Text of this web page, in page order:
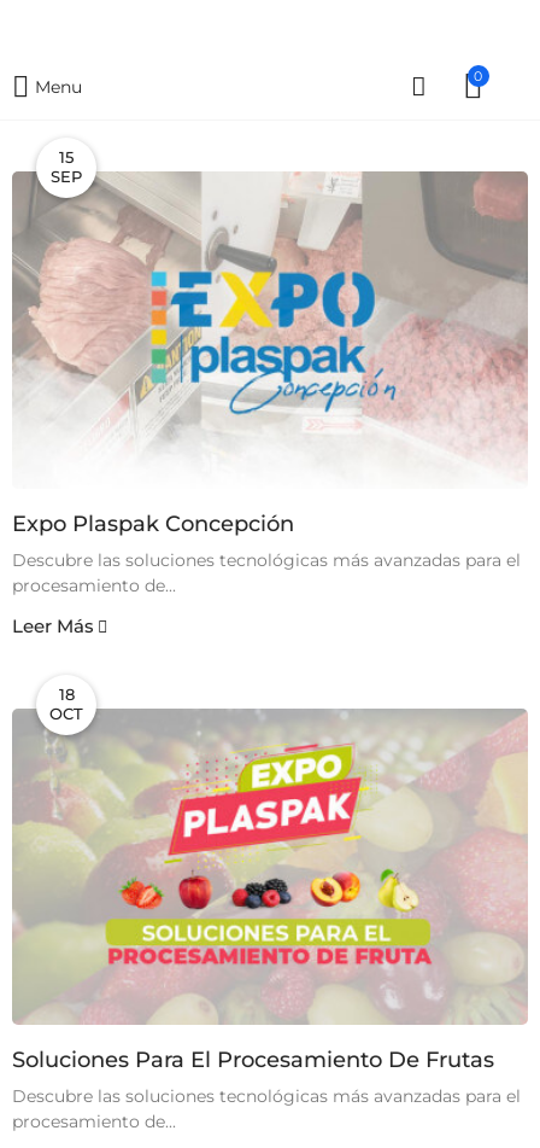
Menu 0
15
SEP
Expo Plaspak Concepción
Descubre las soluciones tecnológicas más avanzadas para el
procesamiento de...
Leer Más
18
OCT
Soluciones Para El Procesamiento De Frutas
Descubre las soluciones tecnológicas más avanzadas para el
procesamiento de...